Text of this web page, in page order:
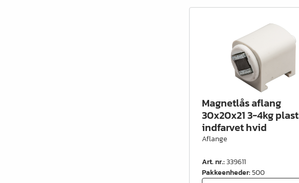
Magnetlås aflang
30x20x21 3-4kg plast
indfarvet hvid
Aflange
Art. nr.:339611
Pakkeenheder:500